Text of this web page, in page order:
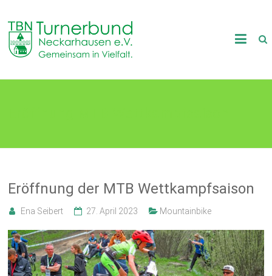
content
TB
Neckarhausen
in
Eröffnung der MTB Wettkampfsaison
Ena Seibert 27. April 2023 Mountainbike